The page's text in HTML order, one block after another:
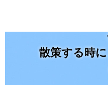
散策する時